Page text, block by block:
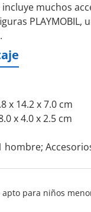
incluye muchos
x 14.2 x 7.0 cm
x 4.0 x 2.5 cm
apto para niños